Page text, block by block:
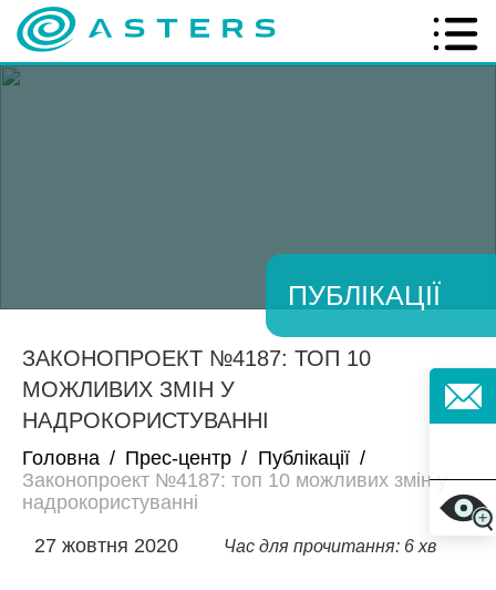
ПУБЛІКАЦІЇ
ЗАКОНОПРОЕКТ №4187: ТОП 10
МОЖЛИВИХ ЗМІН У
НАДРОКОРИСТУВАННІ
Головна / Прес-центр / Публікації /
Законопроект №4187: топ 10 можливих змін у
надрокористуванні
27 жовтня 2020
Час для прочитання: 6 хв